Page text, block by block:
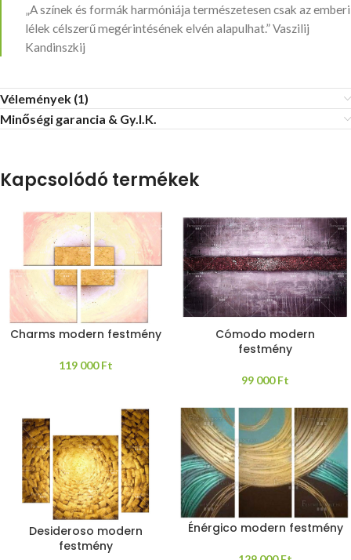
„A színek és formák harmóniája természetesen csak az emberi
lélek célszerű megérintésének elvén alapulhat.” Vaszilij
Kandinszkij
Vélemények (1)
Minőségi garancia & Gy.I.K.
Kapcsolódó termékek
Charms modern festmény
119 000Ft
Cómodo modern
festmény
99 000Ft
Desideroso modern
festmény
Énérgico modern festmény